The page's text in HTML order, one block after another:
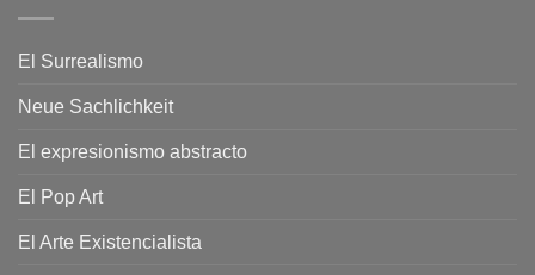
El Surrealismo
Neue Sachlichkeit
El expresionismo abstracto
El Pop Art
El Arte Existencialista